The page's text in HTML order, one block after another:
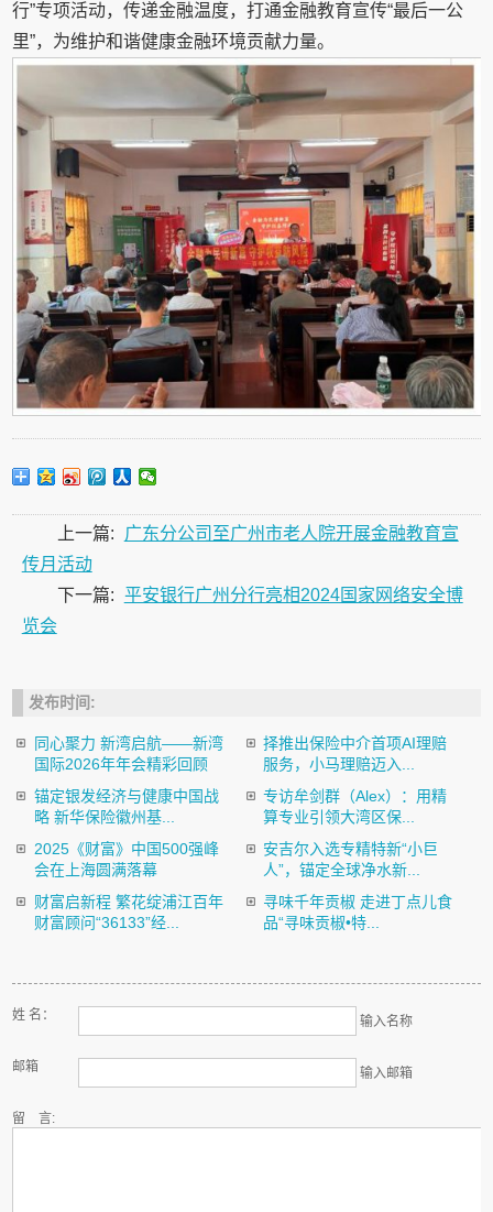
行”专项活动，传递金融温度，打通金融教育宣传“最后一公
里”，为维护和谐健康金融环境贡献力量。
上一篇:
广东分公司至广州市老人院开展金融教育宣
传月活动
下一篇: 平安银行广州分行亮相2024国家网络安全博
览会
发布时间:
同心聚力 新湾启航——新湾
国际2026年年会精彩回顾
择推出保险中介首项AI理赔
服务，小马理赔迈入...
锚定银发经济与健康中国战
略 新华保险徽州基...
专访牟剑群（Alex）：用精
算专业引领大湾区保...
2025《财富》中国500强峰
会在上海圆满落幕
安吉尔入选专精特新“小巨
人”，锚定全球净水新...
财富启新程 繁花绽浦江百年
财富顾问“36133”经...
寻味千年贡椒 走进丁点儿食
品“寻味贡椒•特...
姓 名： 输入名称
邮箱 输入邮箱
留 言: